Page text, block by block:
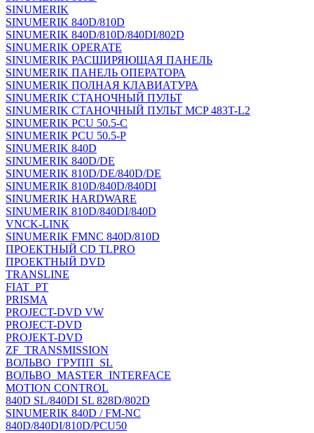
SINUMERIK
SINUMERIK 840D/810D
SINUMERIK 840D/810D/840DI/802D
SINUMERIK OPERATE
SINUMERIK РАСШИРЯЮЩАЯ ПАНЕЛЬ
SINUMERIK ПАНЕЛЬ ОПЕРАТОРА
SINUMERIK ПОЛНАЯ КЛАВИАТУРА
SINUMERIK СТАНОЧНЫЙ ПУЛЬТ
SINUMERIK СТАНОЧНЫЙ ПУЛЬТ MCP 483T-L2
SINUMERIK PCU 50.5-C
SINUMERIK PCU 50.5-P
SINUMERIK 840D
SINUMERIK 840D/DE
SINUMERIK 810D/DE/840D/DE
SINUMERIK 810D/840D/840DI
SINUMERIK HARDWARE
SINUMERIK 810D/840DI/840D
VNCK-LINK
SINUMERIK FMNC 840D/810D
ПРОЕКТНЫЙ CD TLPRO
ПРОЕКТНЫЙ DVD
TRANSLINE
FIAT_PT
PRISMA
PROJECT-DVD VW
PROJECT-DVD
PROJEKT-DVD
ZF_TRANSMISSION
ВОЛЬВО_ГРУПП_SL
ВОЛЬВО_MASTER_INTERFACE
MOTION CONTROL
840D SL/840DI SL 828D/802D
SINUMERIK 840D / FM-NC
840D/840DI/810D/PCU50